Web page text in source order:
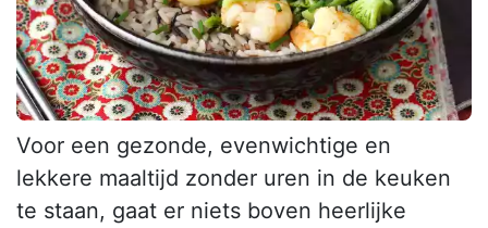
Voor een gezonde, evenwichtige en
lekkere maaltijd zonder uren in de keuken
te staan, gaat er niets boven heerlijke